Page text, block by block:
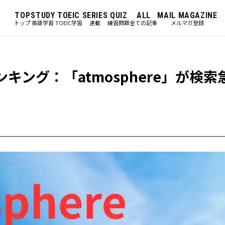
TOP
トップ
STUDY
英語学習
TOEIC
TOEIC学習
SERIES
連載
QUIZ
練習問題
ALL
全ての記事
MAIL MAGAZINE
メルマガ登録
キング：「atmosphere」が検索